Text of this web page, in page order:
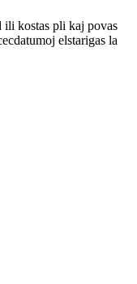
ili kostas pli kaj povas
elstarigas la